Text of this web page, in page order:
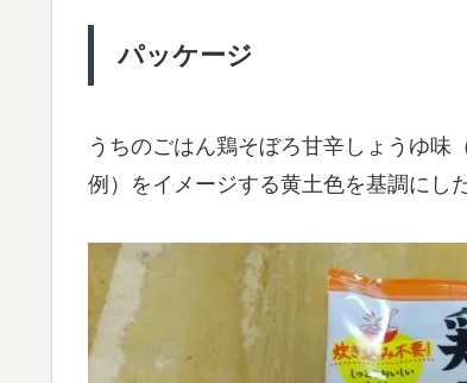
パッケージ
うちのごはん鶏そぼろ甘辛しょうゆ味
例）をイメージする黄土色を基調にし